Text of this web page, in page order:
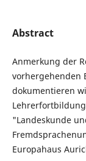
Abstract
Anmerkung der
vorhergehenden
dokumentieren
"Landeskunde
Europahaus